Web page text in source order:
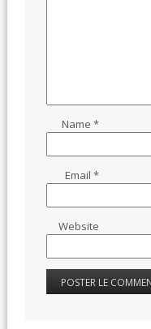
Name*
Email*
Website